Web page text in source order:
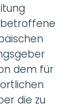
dem für
die zu